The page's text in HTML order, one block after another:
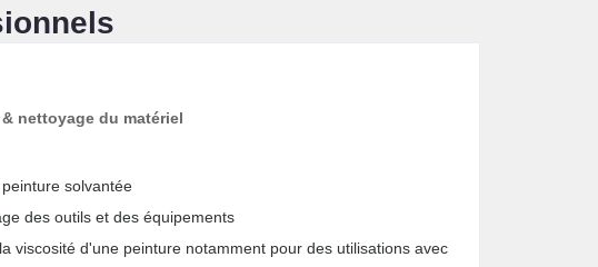
nettoyage du matériel
solvantée
des outils et des équipements
viscosité d'une peinture notamment pour des utilisations avec